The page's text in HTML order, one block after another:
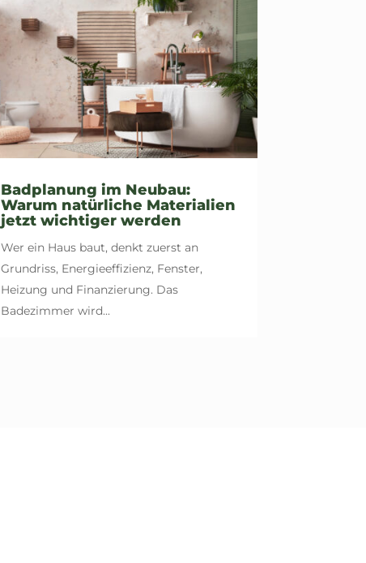
Badplanung im Neubau:
Warum natürliche Materialien
jetzt wichtiger werden
Wer ein Haus baut, denkt zuerst an
Grundriss, Energieeffizienz, Fenster,
Heizung und Finanzierung. Das
Badezimmer wird...